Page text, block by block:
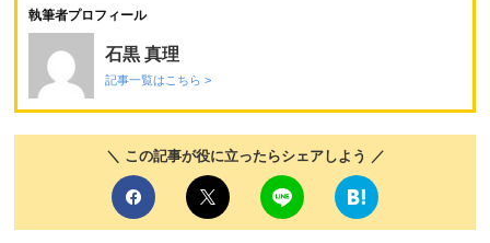
執筆者プロフィール
石黒 真理
記事一覧はこちら >
＼ この記事が役に立ったらシェアしよう ／